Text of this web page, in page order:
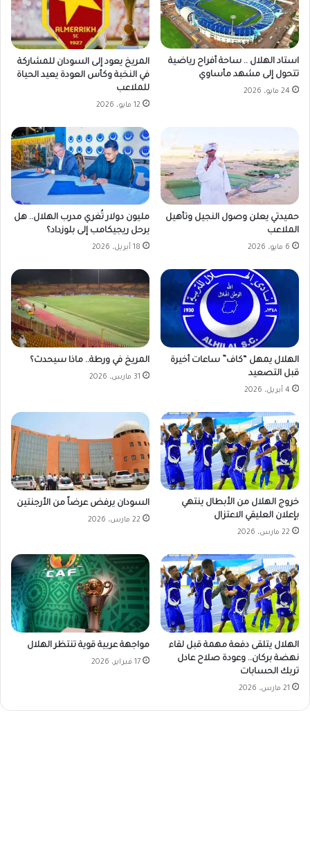
استاد الهلال .. ساحة أفراح رياضية
تتحول إلى مشهد مأساوي
24 مايو، 2026
المريخ يعود إلى السودان للمشاركة
في النخبة وكأس العودة يعيد الحياة
للملاعب
12 مايو، 2026
حميدتي يعلن وصول النجيل وتأهيل
الملاعب
6 مايو، 2026
مليون دولار تُغري مدرب الهلال.. هل
يرحل ريجيكامب إلى بلوزداد؟
18 أبريل، 2026
الهلال يمهل “كاف” ساعات أخيرة
قبل التصعيد
4 أبريل، 2026
المريخ في ورطة.. ماذا سيحدث؟
31 مارس، 2026
خروج الهلال من الأبطال ينتهي
بإعلان العليقي الاعتزال
22 مارس، 2026
السودان يرفض عرضاً من الأرجنتين
22 مارس، 2026
الهلال يتلقى دفعة مهمة قبل لقاء
نهضة بركان.. وعودة صلاح عادل
تربك الحسابات
21 مارس، 2026
مواجهة عربية قوية تنتظر الهلال
17 فبراير، 2026